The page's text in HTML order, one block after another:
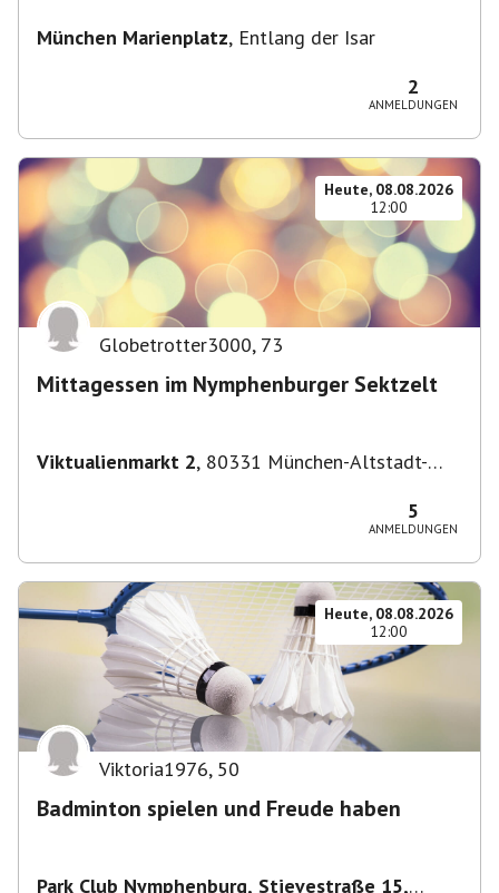
München Marienplatz, Entlang der Isar
2
ANMELDUNGEN
Heute, 08.08.2026
12:00
Globetrotter3000, 73
Mittagessen im Nymphenburger Sektzelt
Viktualienmarkt 2, 80331 München-Altstadt-
5
ANMELDUNGEN
Heute, 08.08.2026
12:00
Viktoria1976, 50
Badminton spielen und Freude haben
Park Club Nymphenburg, Stievestraße 15,